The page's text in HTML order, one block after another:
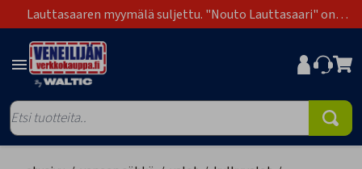
Lauttasaaren myymälä suljettu. "Nouto Lauttasaari" on
poistunut toimitustapavaihtoehdoista.